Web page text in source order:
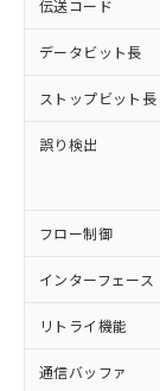
伝送コード
データビット長
ストップビット長
誤り検出
フロー制御
インターフェース
リトライ機能
通信バッファ
す。